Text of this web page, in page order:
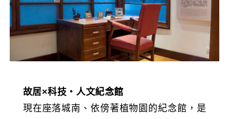
故居×科技・人文紀念館
現在座落城南、依傍著植物園的紀念館，是